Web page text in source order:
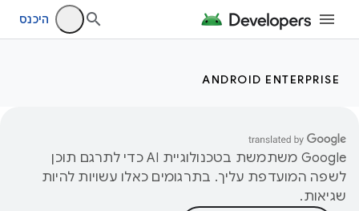
היכנס
ANDROID ENTERPRISE
‫Google משתמשת בטכנולוגיית AI כדי לתרגם תוכן
לשפה המועדפת עליך. בתרגומים כאלו עשויות להיות
שגיאות.